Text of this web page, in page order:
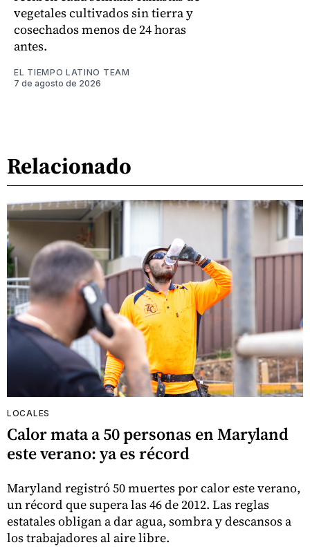
vegetales cultivados sin tierra y
cosechados menos de 24 horas
antes.
EL TIEMPO LATINO TEAM
7 de agosto de 2026
Relacionado
LOCALES
Calor mata a 50 personas en Maryland
este verano: ya es récord
Maryland registró 50 muertes por calor este verano,
un récord que supera las 46 de 2012. Las reglas
estatales obligan a dar agua, sombra y descansos a
los trabajadores al aire libre.